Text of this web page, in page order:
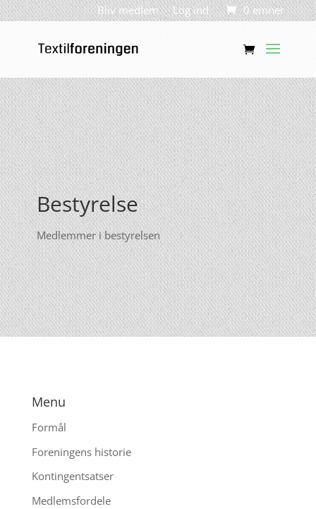
Bliv medlem Log ind 0 emner
Bestyrelse
Medlemmer i bestyrelsen
Menu
Formål
Foreningens historie
Kontingentsatser
Medlemsfordele